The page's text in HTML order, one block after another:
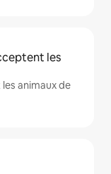
les
animaux de